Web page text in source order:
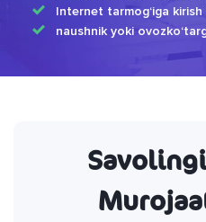
Internet tarmog‘iga kirish
naushnik yoki